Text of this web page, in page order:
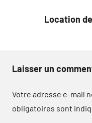
Location
Laisser un
Votre adresse e-mail
obligatoires sont